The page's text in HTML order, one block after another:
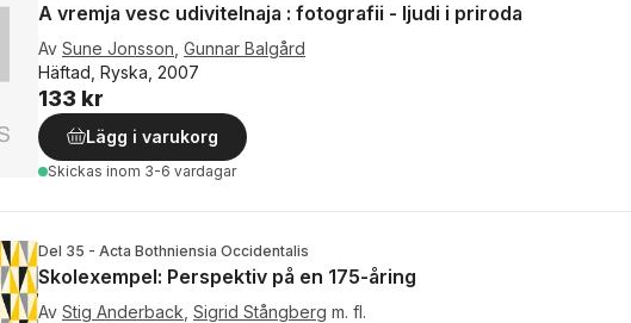
A vremja vesc udivitelnaja : fotografii - ljudi i priroda
Av Sune Jonsson Gunnar Balgård
Häftad, Ryska, 2007
133 kr
Lägg i varukorg
Skickas inom 3-6 vardagar
Del 35 - Acta Bothniensia Occidentalis
Skolexempel: Perspektiv på en 175-åring
Av Stig Anderback Sigrid Stångberg m. fl.